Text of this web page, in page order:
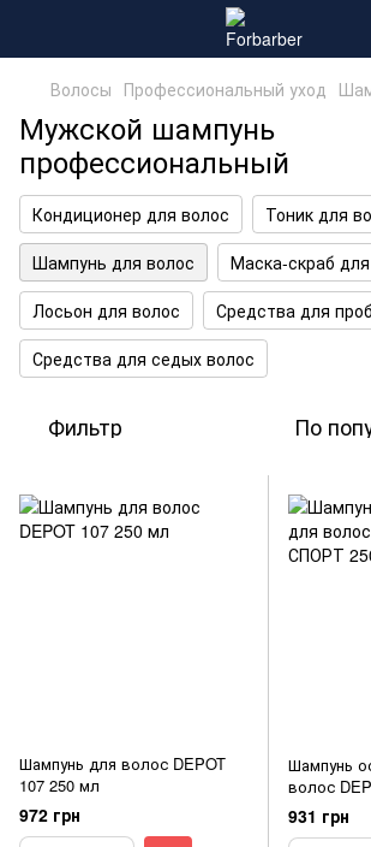
Волосы Профессиональный уход
Мужской шампунь
профессиональный
Кондиционер для волос
Тоник для
Шампунь для волос
Маска-скраб
Лосьон для волос
Средства для
Средства для седых волос
Фильтр По
Шампунь для волос DEPOT
107 250 мл
972 грн
Шампунь
волос
250мл
931 грн